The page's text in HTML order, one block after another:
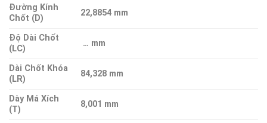
Đường Kính
Chốt (D)
22,8854 mm
Độ Dài Chốt
(LC)
… mm
Dài Chốt Khóa
(LR)
84,328 mm
Dày Má Xích
(T)
8,001 mm